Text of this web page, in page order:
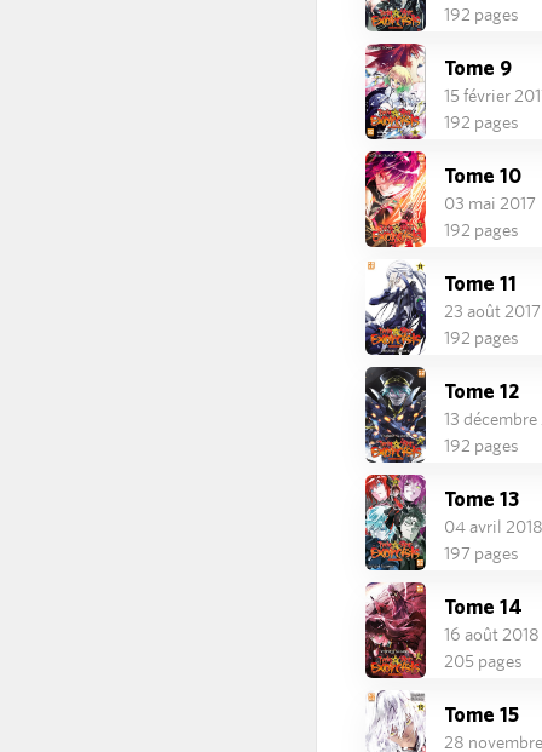
192 pages
Tome 9
15 février
192 pages
Tome 10
03 mai 2017
192 pages
Tome 11
23 août 2017
192 pages
Tome 12
13 décembre
192 pages
Tome 13
04 avril 2018
197 pages
Tome 14
16 août 2018
205 pages
Tome 15
28